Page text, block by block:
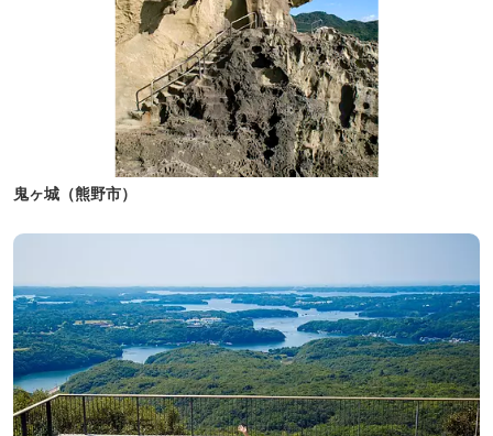
鬼ヶ城（熊野市）